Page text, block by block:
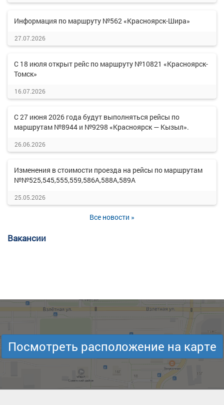
Информация по маршруту №562 «Красноярск-Шира»
27.07.2026
С 18 июля открыт рейс по маршруту №10821 «Красноярск-
Томск»
16.07.2026
С 27 июня 2026 года будут выполняться рейсы по
маршрутам №8944 и №9298 «Красноярск — Кызыл».
26.06.2026
Изменения в стоимости проезда на рейсы по маршрутам
№№525,545,555,559,586А,588А,589А
25.05.2026
Все новости »
Вакансии
Посмотреть расположение на карте